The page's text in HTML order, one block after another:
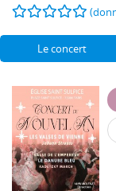
Le concert